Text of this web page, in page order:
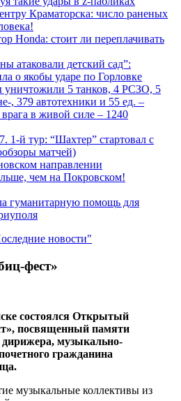
Краматорска: число раненых
Honda: стоит ли переплачивать
атаковали детский сад”:
о якобы ударе по Горловке
5 танков, 4 РСЗО, 5
, 379 автотехники и 55 ед. –
в живой силе – 1240
1-й тур: “Шахтер” стартовал с
матчей)
направлении
чем на Покровском!
гуманитарную помощь для
новости"
фест»
состоялся Открытый
посвященный памяти
дирижера, музыкально-
гражданина
музыкальные коллективы из